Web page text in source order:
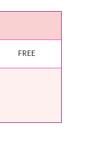
FREE